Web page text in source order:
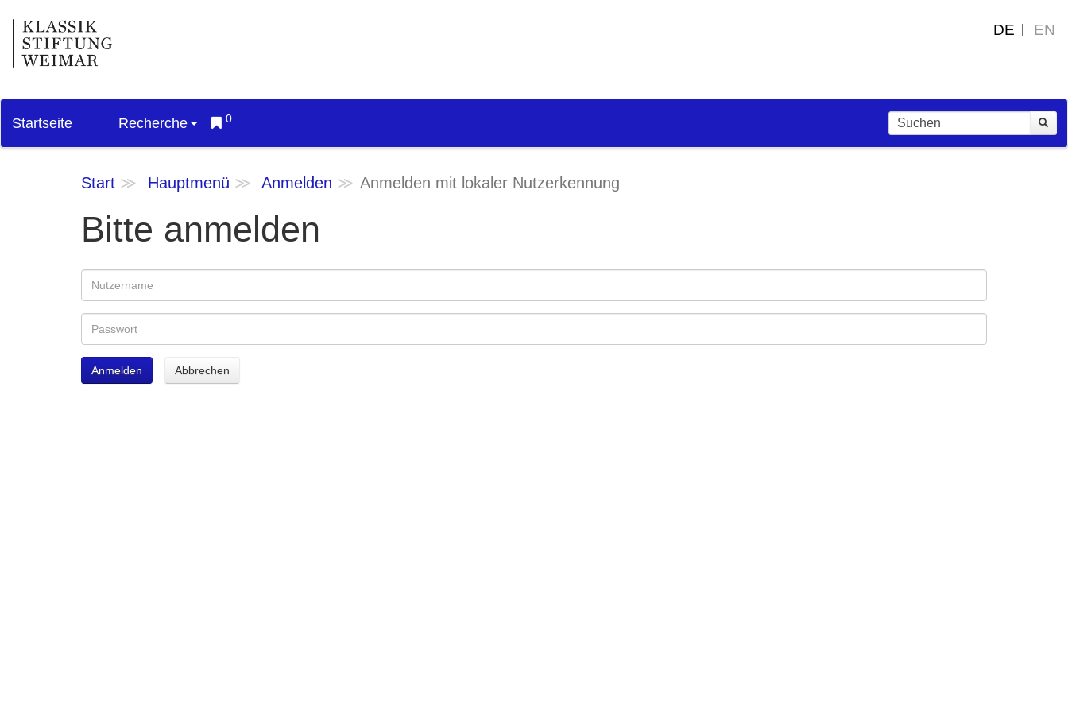
DE EN
Startseite Recherche 0
Start Hauptmenü Anmelden Anmelden mit lokaler Nutzerkennung
Bitte anmelden
Anmelden Abbrechen